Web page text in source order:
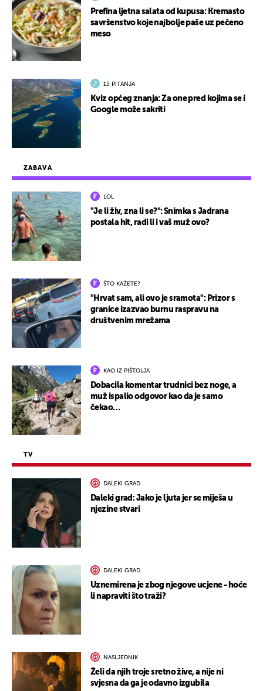
ZABAVA
LOL
"Je li živ, zna li se?": Snimka s Jadrana
postala hit, radi li i vaš muž ovo?
ŠTO KAŽETE?
"Hrvat sam, ali ovo je sramota": Prizor s
granice izazvao burnu raspravu na
društvenim mrežama
KAO IZ PIŠTOLJA
Dobacila komentar trudnici bez noge, a
muž ispalio odgovor kao da je samo
čekao…
TV
DALEKI GRAD
Daleki grad: Jako je ljuta jer se miješa u
njezine stvari
DALEKI GRAD
Uznemirena je zbog njegove ucjene - hoće
li napraviti što traži?
NASLJEDNIK
Želi da njih troje sretno žive, a nije ni
svjesna da ga je odavno izgubila
Prefina ljetna salata od kupusa: Kremasto
savršenstvo koje najbolje paše uz pečeno
meso
15 PITANJA
Kviz općeg znanja: Za one pred kojima se i
Google može sakriti